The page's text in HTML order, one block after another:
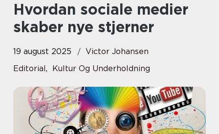
Hvordan sociale medier
skaber nye stjerner
19 august 2025
Victor Johansen
Editorial, Kultur Og Underholdning